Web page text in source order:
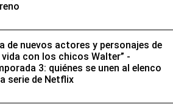
de nuevos actores y personajes de
vida con los chicos Walter” -
3: quiénes se unen al elenco
serie de Netflix